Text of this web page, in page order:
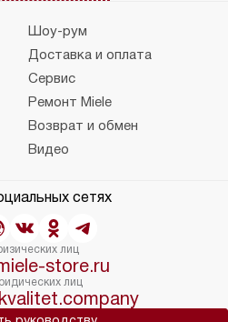
Шоу-рум
Доставка и оплата
Сервис
Ремонт Miele
Возврат и обмен
Видео
сетях
лиц
store.ru
лиц